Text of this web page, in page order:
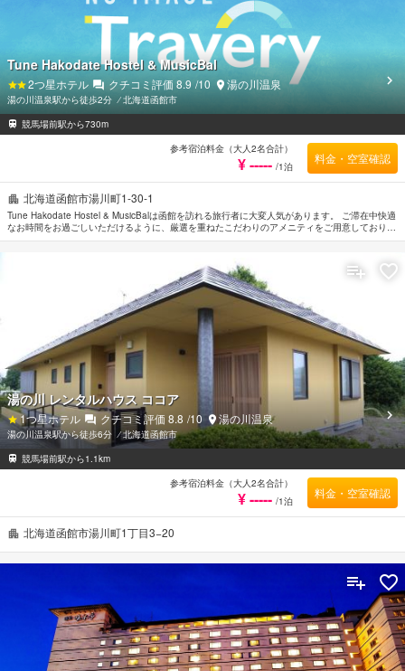
北海道函館市湯川町1-30-1
Tune Hakodate Hostel & MusicBalは函館を訪れる旅行者に大変人気があります。 ご滞在中快適
なお時間をお過ごしいただけるように、厳選を重ねたこだわりのアメニティをご用意しておりま
す。 Tune Hakodate Hostel & MusicBalのスタッフがおもてなしの心を持って丁寧にご対応しま
煙検知器, 禁煙/喫煙ポリシー：全室禁煙, エアコン, 暖房などを備えたお部屋もご用意していま
す。 当施設ではさまざまなレクリエーションをご体験いただけます。 Tune Hakodate Hostel &
MusicBalのあたたかいおもてなしと心地よい雰囲気で、函館での滞在をより思い出深いものにし
Tune Hakodate Hostel & MusicBal
2つ星ホテル クチコミ評価8.9 /10 湯の川温泉
湯の川温泉駅から徒歩2分 ⁄北海道函館市
競馬場前駅から730m
参考宿泊料金（大人2名合計）
¥ ----- /1泊
料金・空室確認
北海道函館市湯川町1丁目3−20
湯の川 レンタルハウス ココア
1つ星ホテル クチコミ評価 8.8 /10 湯の川温泉
湯の川温泉駅から徒歩6分 ⁄北海道函館市
競馬場前駅から1.1km
参考宿泊料金（大人2名合計）
¥ ----- /1泊
料金・空室確認